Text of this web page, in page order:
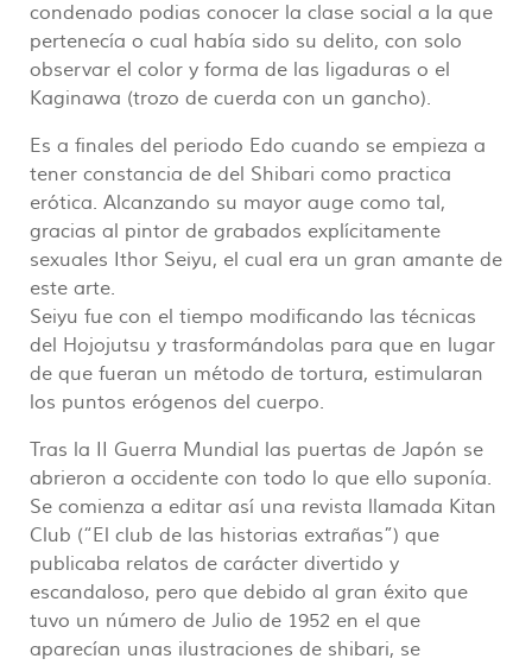
condenado podias conocer la clase social a la que
pertenecía o cual había sido su delito, con solo
observar el color y forma de las ligaduras o el
Kaginawa (trozo de cuerda con un gancho).
Es a finales del periodo Edo cuando se empieza a
tener constancia de del Shibari como practica
erótica. Alcanzando su mayor auge como tal,
gracias al pintor de grabados explícitamente
sexuales Ithor Seiyu, el cual era un gran amante de
este arte.
Seiyu fue con el tiempo modificando las técnicas
del Hojojutsu y trasformándolas para que en lugar
de que fueran un método de tortura, estimularan
los puntos erógenos del cuerpo.
Tras la II Guerra Mundial las puertas de Japón se
abrieron a occidente con todo lo que ello suponía.
Se comienza a editar así una revista llamada Kitan
Club (“El club de las historias extrañas”) que
publicaba relatos de carácter divertido y
escandaloso, pero que debido al gran éxito que
tuvo un número de Julio de 1952 en el que
aparecían unas ilustraciones de shibari, se